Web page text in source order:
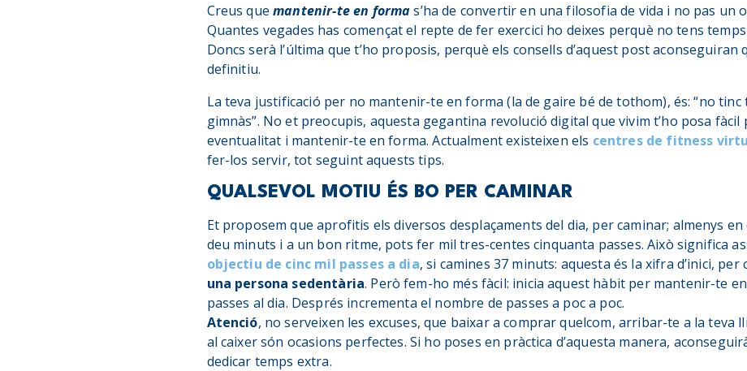
Creus que mantenir-te en formas’ha de convertir en una filosofia de vida i no pas un
Quantes vegades has començat el repte de fer exercici ho deixes perquè no tens temps
Doncs serà l’última que t’ho proposis, perquè els consells d’aquest post aconseguiran
definitiu.
La teva justificació per no mantenir-te en forma (la de gaire bé de tothom), és: “no tinc
gimnàs”. No et preocupis, aquesta gegantina revolució digital que vivim t’ho posa
eventualitat i mantenir-te en forma. Actualment existeixen els centres de fitness
fer-los servir, tot seguint aquests tips.
QUALSEVOL MOTIU ÉS BO PER CAMINAR
Et proposem que aprofitis els diversos desplaçaments del dia, per caminar; almenys en
deu minuts i a un bon ritme, pots fer mil tres-centes cinquanta passes. Això significa
objectiu de cinc mil passes a dia, si camines 37 minuts: aquesta és la xifra d’inici, per
una persona sedentària. Però fem-ho més fàcil: inicia aquest hàbit per mantenir-te
passes al dia. Després incrementa el nombre de passes a poc a poc.
Atenció, no serveixen les excuses, que baixar a comprar quelcom, arribar-te a la
al caixer són ocasions perfectes. Si ho poses en pràctica d’aquesta manera,
dedicar temps extra.